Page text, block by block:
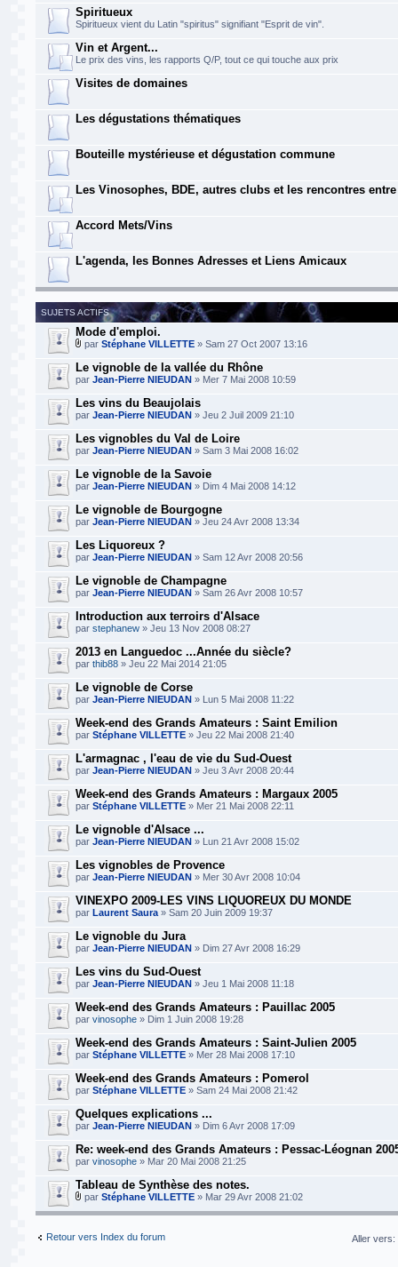
Spiritueux
Spiritueux vient du Latin "spiritus" signifiant "Esprit de vin".
Vin et Argent...
Le prix des vins, les rapports Q/P, tout ce qui touche aux prix
Visites de domaines
Les dégustations thématiques
Bouteille mystérieuse et dégustation commune
Les Vinosophes, BDE, autres clubs et les rencontres
Accord Mets/Vins
L'agenda, les Bonnes Adresses et Liens Amicaux
SUJETS ACTIFS
Mode d'emploi.
par Stéphane VILLETTE » Sam 27 Oct 2007 13:16
Le vignoble de la vallée du Rhône
par Jean-Pierre NIEUDAN » Mer 7 Mai 2008 10:59
Les vins du Beaujolais
par Jean-Pierre NIEUDAN » Jeu 2 Juil 2009 21:10
Les vignobles du Val de Loire
par Jean-Pierre NIEUDAN » Sam 3 Mai 2008 16:02
Le vignoble de la Savoie
par Jean-Pierre NIEUDAN » Dim 4 Mai 2008 14:12
Le vignoble de Bourgogne
par Jean-Pierre NIEUDAN » Jeu 24 Avr 2008 13:34
Les Liquoreux ?
par Jean-Pierre NIEUDAN » Sam 12 Avr 2008 20:56
Le vignoble de Champagne
par Jean-Pierre NIEUDAN » Sam 26 Avr 2008 10:57
Introduction aux terroirs d'Alsace
par stephanew » Jeu 13 Nov 2008 08:27
2013 en Languedoc ...Année du siècle?
par thib88 » Jeu 22 Mai 2014 21:05
Le vignoble de Corse
par Jean-Pierre NIEUDAN » Lun 5 Mai 2008 11:22
Week-end des Grands Amateurs : Saint Emilion
par Stéphane VILLETTE » Jeu 22 Mai 2008 21:40
L'armagnac , l'eau de vie du Sud-Ouest
par Jean-Pierre NIEUDAN » Jeu 3 Avr 2008 20:44
Week-end des Grands Amateurs : Margaux 2005
par Stéphane VILLETTE » Mer 21 Mai 2008 22:11
Le vignoble d'Alsace ...
par Jean-Pierre NIEUDAN » Lun 21 Avr 2008 15:02
Les vignobles de Provence
par Jean-Pierre NIEUDAN » Mer 30 Avr 2008 10:04
VINEXPO 2009-LES VINS LIQUOREUX DU MONDE
par Laurent Saura » Sam 20 Juin 2009 19:37
Le vignoble du Jura
par Jean-Pierre NIEUDAN » Dim 27 Avr 2008 16:29
Les vins du Sud-Ouest
par Jean-Pierre NIEUDAN » Jeu 1 Mai 2008 11:18
Week-end des Grands Amateurs : Pauillac 2005
par vinosophe » Dim 1 Juin 2008 19:28
Week-end des Grands Amateurs : Saint-Julien 2005
par Stéphane VILLETTE » Mer 28 Mai 2008 17:10
Week-end des Grands Amateurs : Pomerol
par Stéphane VILLETTE » Sam 24 Mai 2008 21:42
Quelques explications ...
par Jean-Pierre NIEUDAN » Dim 6 Avr 2008 17:09
Re: week-end des Grands Amateurs : Pessac-Léognan
par vinosophe » Mar 20 Mai 2008 21:25
Tableau de Synthèse des notes.
par Stéphane VILLETTE » Mar 29 Avr 2008 21:02
Retour vers Index du forum Aller vers: